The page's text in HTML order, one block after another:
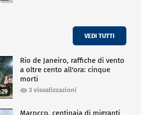
VEDI TUTTI
Rio de Janeiro, raffiche di vento
a oltre cento all'ora: cinque
morti
3 visualizzazioni
Marocco, centinaia di migranti